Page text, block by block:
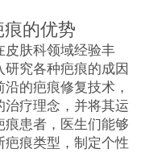
的优势
皮肤科领域经验丰
究各种疤痕的成因
的疤痕修复技术，
治疗理念，并将其运
痕患者，医生们能够
痕类型，制定个性